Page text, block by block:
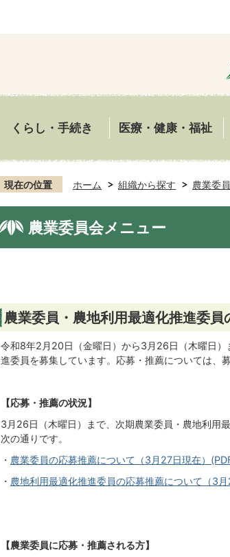
くらし・手続き 医療・健康・福祉
現在の位置 ホーム 組織から探す 農業委
農業委員会メニュー
農業委員・農地利用最適化推進委員
令和8年2月20日（金曜日）から3月26日（木曜日
進委員を募集しています。応募・推薦については、
【応募・推薦の状況】
3月26日（木曜日）まで、次期農業委員・農地利用
次の通りです。
・ 農業委員の応募推薦について（3月27日現在）
・ 農地利用最適化推進委員の応募推薦について（3
【農業委員に応募・推薦される方】